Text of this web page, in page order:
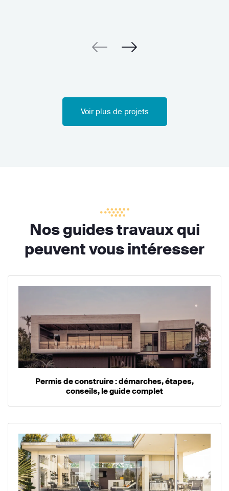
Voir plus de projets
Nos guides travaux qui
peuvent vous intéresser
Permis de construire : démarches, étapes,
conseils, le guide complet